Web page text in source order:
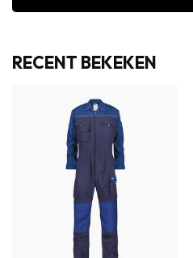
RECENT BEKEKEN